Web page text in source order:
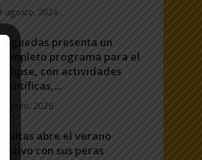
1 agosto, 2026
Arguedas presenta un
completo programa para el
eclipse, con actividades
científicas,...
20 julio, 2026
Ablitas abre el verano
festivo con sus peras